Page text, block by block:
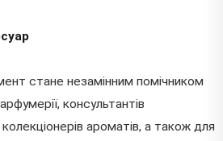
стане незамінним помічником
консультантів
ароматів, а також для